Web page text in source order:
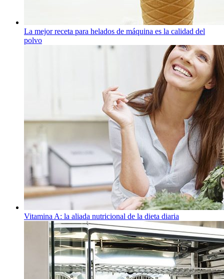
La mejor receta para helados de máquina es la calidad del
polvo
Vitamina A: la aliada nutricional de la dieta diaria